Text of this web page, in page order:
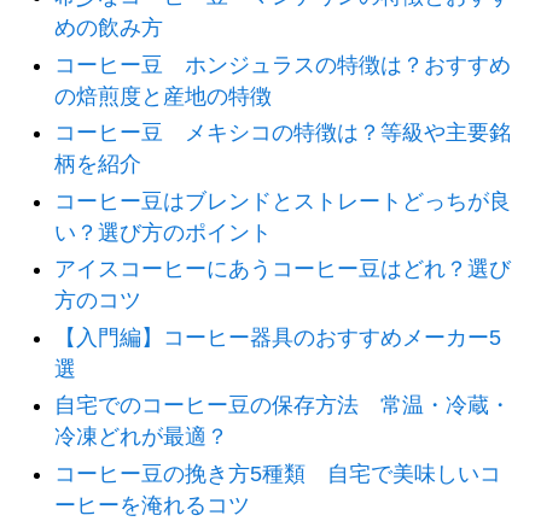
めの飲み方
コーヒー豆 ホンジュラスの特徴は？おすすめ
の焙煎度と産地の特徴
コーヒー豆 メキシコの特徴は？等級や主要銘
柄を紹介
コーヒー豆はブレンドとストレートどっちが良
い？選び方のポイント
アイスコーヒーにあうコーヒー豆はどれ？選び
方のコツ
【入門編】コーヒー器具のおすすめメーカー5
選
自宅でのコーヒー豆の保存方法 常温・冷蔵・
冷凍どれが最適？
コーヒー豆の挽き方5種類 自宅で美味しいコ
ーヒーを淹れるコツ